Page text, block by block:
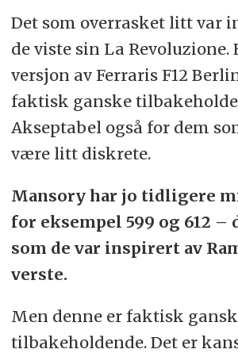
Det som overrasket litt var
de viste sin La Revoluzione.
versjon av Ferraris F12
faktisk ganske
Akseptabel også for dem
være litt diskrete.
Mansory har jo tidligere
for eksempel 599 og 612 –
som de var inspirert av
verste.
Men denne er faktisk
tilbakeholdende. Det er